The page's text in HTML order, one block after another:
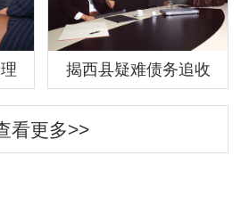
揭西县疑难债务追收
看更多>>